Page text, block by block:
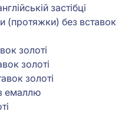
застібці
(протяжки) без вставок
золоті
золоті
золоті
емаллю